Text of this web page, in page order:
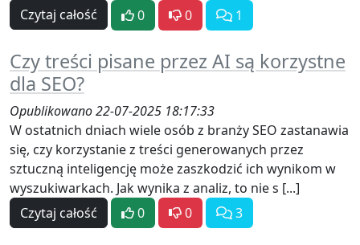
Czytaj całość
0 0 1
Czy treści pisane przez AI są korzystne
dla SEO?
Opublikowano 22-07-2025 18:17:33
W ostatnich dniach wiele osób z branży SEO zastanawia
się, czy korzystanie z treści generowanych przez
sztuczną inteligencję może zaszkodzić ich wynikom w
wyszukiwarkach. Jak wynika z analiz, to nie s [...]
Czytaj całość
0 0 3